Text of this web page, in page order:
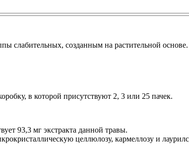
слабительных, созданным на растительной
в которой присутствуют 2, 3 или 25 пачек.
93,3 мг экстракта данной травы.
целлюлозу, кармеллозу и